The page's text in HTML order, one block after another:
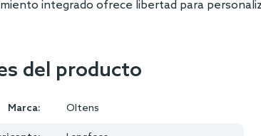
integrado ofrece libertad para
del producto
Marca: Oltens